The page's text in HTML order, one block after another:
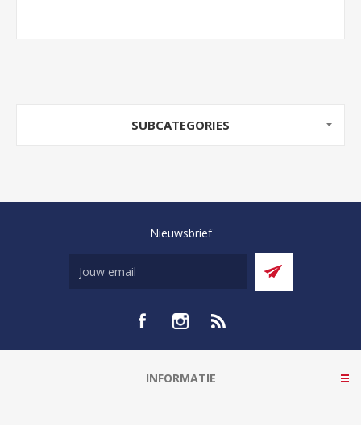
SUBCATEGORIES
Nieuwsbrief
INFORMATIE